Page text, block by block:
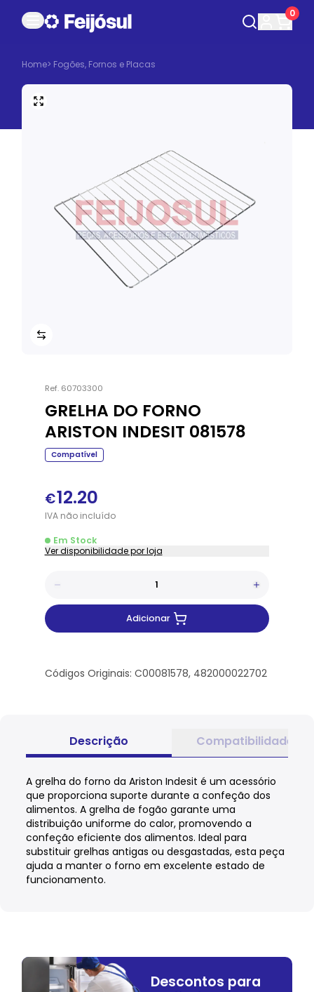
0
Home> Fogões, Fornos e Placas
Ref. 60703300
GRELHA DO FORNO
ARISTON INDESIT 081578
Compatível
€12.20
IVAnãoincluído
Em Stock
Ver disponibilidade por loja
Adicionar
Códigos Originais: C00081578, 482000022702
Descrição Compatibilidade
A grelha do forno da Ariston Indesit é um acessório
que proporciona suporte durante a confeção dos
alimentos. A grelha de fogão garante uma
distribuição uniforme do calor, promovendo a
confeção eficiente dos alimentos. Ideal para
substituir grelhas antigas ou desgastadas, esta peça
ajuda a manter o forno em excelente estado de
funcionamento.
Descontos para